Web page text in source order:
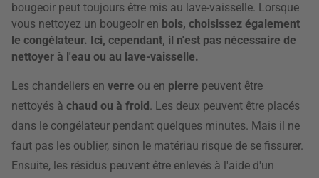
bougeoir peut toujours être mis au lave-vaisselle. Lorsque
vous nettoyez un bougeoir en bois, choisissez également
le congélateur. Ici, cependant, il n'est pas nécessaire de
nettoyer à l'eau ou au lave-vaisselle.
Les chandeliers en verre ou en pierre peuvent être
nettoyés à chaud ou à froid. Les deux peuvent être placés
dans le congélateur pendant quelques minutes. Mais il ne
faut pas les oublier, sinon le matériau risque de se fissurer.
Ensuite, les résidus peuvent être enlevés à l'aide d'un